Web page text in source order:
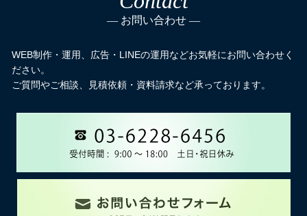
お問い合わせ
WEB制作・運用、広告・LINEの運用などお気軽にお問い合わせく
ださい。
ご質問やご相談、見積依頼・資料請求など承っております。